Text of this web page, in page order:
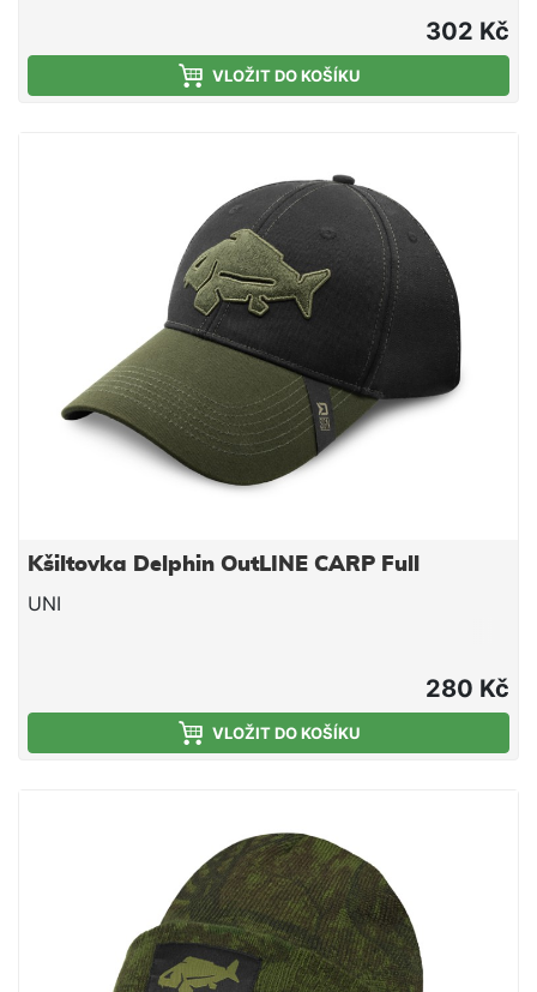
302 Kč
VLOŽIT DO KOŠÍKU
Kšiltovka Delphin OutLINE CARP Full
UNI
280 Kč
VLOŽIT DO KOŠÍKU